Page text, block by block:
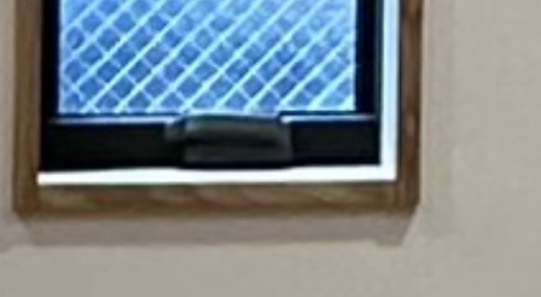
NEWS EVENT MATERIAL BOOK
RECRUIT